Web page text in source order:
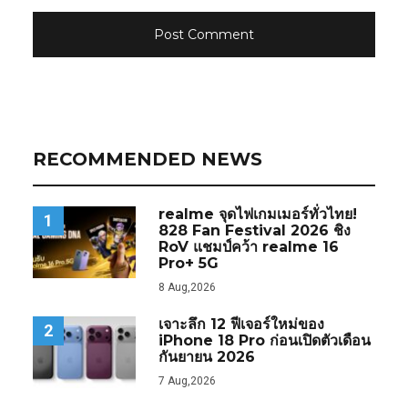
RECOMMENDED NEWS
1
realme จุดไฟเกมเมอร์ทั่วไทย!
828 Fan Festival 2026 ชิง
RoV แชมป์คว้า realme 16
Pro+ 5G
8 Aug,2026
2
เจาะลึก 12 ฟีเจอร์ใหม่ของ
iPhone 18 Pro ก่อนเปิดตัวเดือน
กันยายน 2026
7 Aug,2026